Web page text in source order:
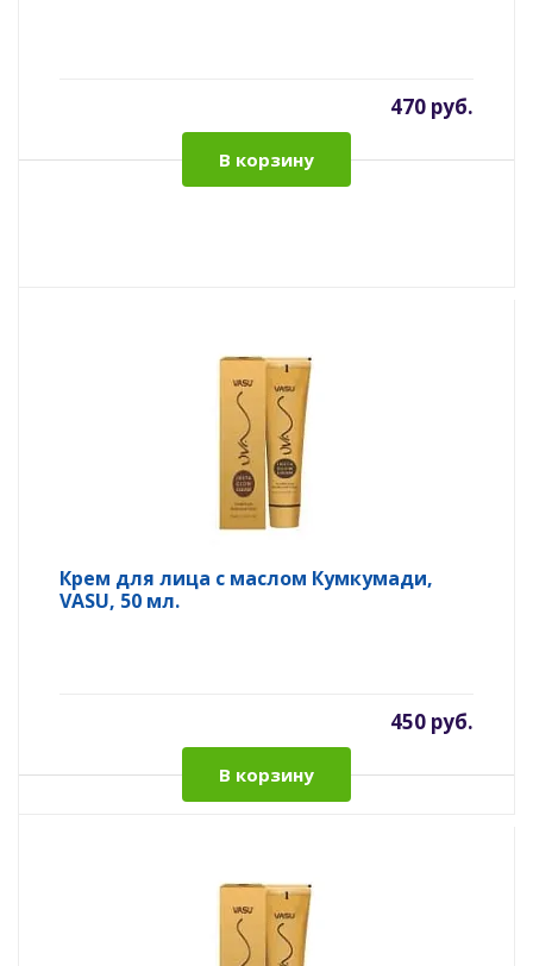
470 руб.
В корзину
Крем для лица с маслом Кумкумади,
VASU, 50 мл.
450 руб.
В корзину